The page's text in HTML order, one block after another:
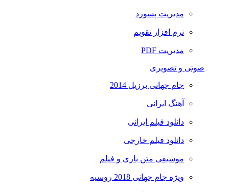
مدیریت پسورد
نرم افزار تقویم
مدیریت PDF
صوتی و تصویری
جام جهانی برزیل 2014
آهنگ ایرانی
دانلود فیلم ایرانی
دانلود فیلم خارجی
موسیقی متن بازی و فیلم
ویژه جام جهانی 2018 روسیه